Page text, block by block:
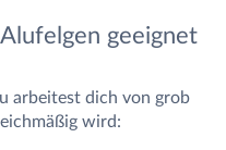
geeignet
arbeitest dich von grob
wird: